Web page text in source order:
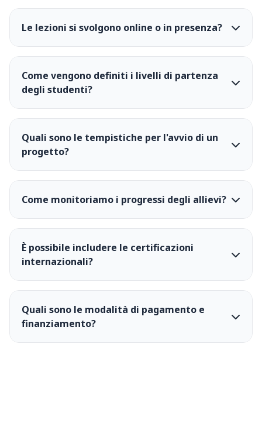
Le lezioni si svolgono online o in presenza?
Come vengono definiti i livelli di partenza
degli studenti?
Quali sono le tempistiche per l'avvio di un
progetto?
Come monitoriamo i progressi degli allievi?
È possibile includere le certificazioni
internazionali?
Quali sono le modalità di pagamento e
finanziamento?